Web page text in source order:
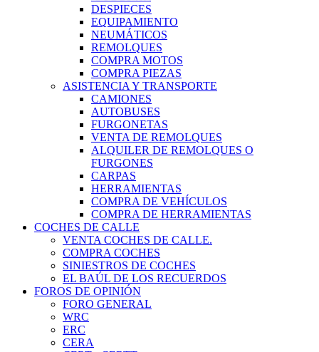
DESPIECES
EQUIPAMIENTO
NEUMÁTICOS
REMOLQUES
COMPRA MOTOS
COMPRA PIEZAS
ASISTENCIA Y TRANSPORTE
CAMIONES
AUTOBUSES
FURGONETAS
VENTA DE REMOLQUES
ALQUILER DE REMOLQUES O
FURGONES
CARPAS
HERRAMIENTAS
COMPRA DE VEHÍCULOS
COMPRA DE HERRAMIENTAS
COCHES DE CALLE
VENTA COCHES DE CALLE.
COMPRA COCHES
SINIESTROS DE COCHES
EL BAÚL DE LOS RECUERDOS
FOROS DE OPINIÓN
FORO GENERAL
WRC
ERC
CERA